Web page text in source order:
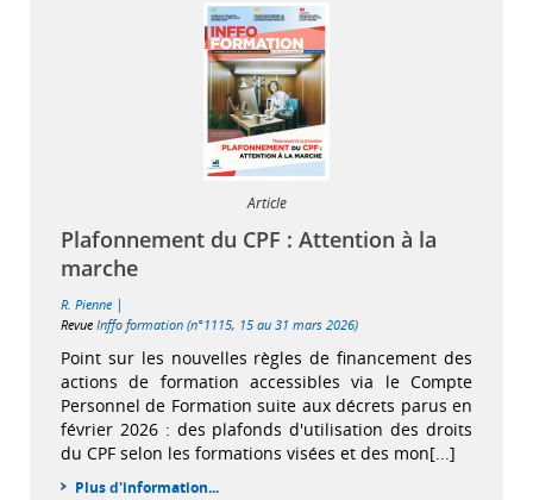
Article
Plafonnement du CPF : Attention à la
marche
R. Pienne |
Revue Inffo formation (n°1115, 15 au 31 mars 2026)
Point sur les nouvelles règles de financement des
actions de formation accessibles via le Compte
Personnel de Formation suite aux décrets parus en
février 2026 : des plafonds d'utilisation des droits
du CPF selon les formations visées et des mon[...]
Plus d'information...